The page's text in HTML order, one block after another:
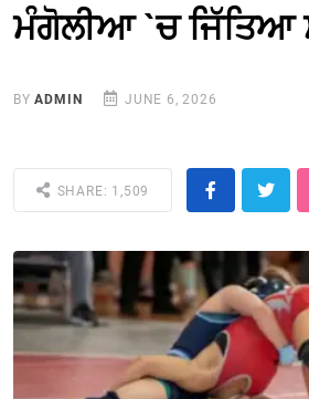
ਮੰਗੋਲੀਆ `ਚ ਜਿੱਤਿਆ
BYADMIN JUNE 6, 2026
SHARE: 1,509